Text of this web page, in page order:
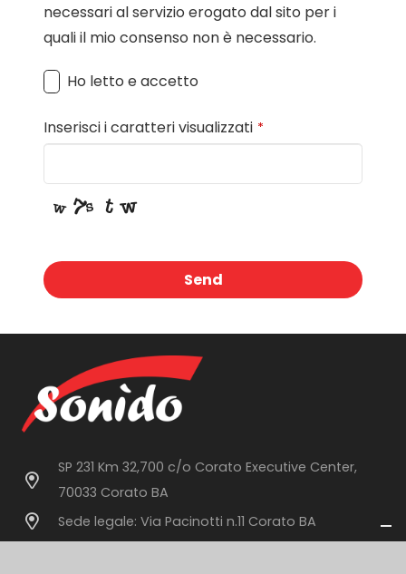
necessari al servizio erogato dal sito per i
quali il mio consenso non è necessario.
Ho letto e accetto
Inserisci i caratteri visualizzati *
Send
should
be
left
SP 231 Km 32,700 c/o Corato Executive Center,
70033 Corato BA
Sede legale: Via Pacinotti n.11 Corato BA